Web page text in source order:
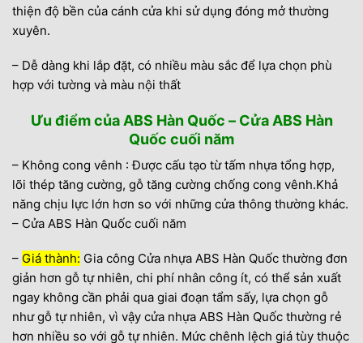
thiện độ bền của cánh cửa khi sử dụng đóng mở thường
xuyên.
– Dễ dàng khi lắp đặt, có nhiều màu sắc để lựa chọn phù
hợp với tường và màu nội thất
Ưu điểm của ABS Hàn Quốc – Cửa ABS Hàn
Quốc cuối năm
– Không cong vênh : Được cấu tạo từ tấm nhựa tổng hợp,
lõi thép tăng cường, gỗ tăng cường chống cong vênh.Khả
năng chịu lực lớn hơn so với những cửa thông thường khác.
– Cửa ABS Hàn Quốc cuối năm
– Giá thành: Gia công Cửa nhựa ABS Hàn Quốc thường đơn
giản hơn gỗ tự nhiên, chi phí nhân công ít, có thể sản xuất
ngay không cần phải qua giai đoạn tẩm sấy, lựa chọn gỗ
như gỗ tự nhiên, vì vậy cửa nhựa ABS Hàn Quốc thường rẻ
hơn nhiều so với gỗ tự nhiên. Mức chênh lệch giá tùy thuộc